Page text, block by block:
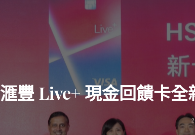
滙豐 Live+ 現金回饋卡